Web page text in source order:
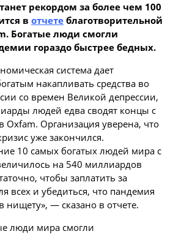
рекордом за более чем 100
в отчете благотворительной
Богатые люди смогли
гораздо быстрее бедных.
система дает
накапливать средства во
со времен Великой депрессии,
людей едва сводят концы с
Oxfam. Организация уверена, что
уже закончился.
10 самых богатых людей мира с
на 540 миллиардов
чтобы заплатить за
всех и убедиться, что пандемия
нищету», — сказано в отчете.
люди мира смогли